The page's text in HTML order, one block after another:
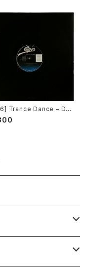
Trance Dance – Do
[Epic]